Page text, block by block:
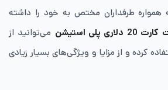
طرفداران مختص به خود را داشته
پلی استیشن
می‌توانید از
کرده و از مزایا و ویژگی‌های بسیار زیادی